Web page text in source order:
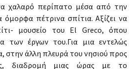
χαλαρό περίπατο μέσα από την
όμορφα πέτρινα σπίτια. Αξίζει να
μουσείο του El Greco, όπου
των έργων του.Για μια εντελώς
στην άλλη πλευρά του νησιού προς
διαδρομή μιας ώρας με το